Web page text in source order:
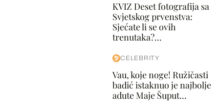
KVIZ Deset fotografija sa
Svjetskog prvenstva:
Sjećate li se ovih
trenutaka?...
CELEBRITY
Vau, koje noge! Ružičasti
badić istaknuo je najbolje
adute Maje Šuput...